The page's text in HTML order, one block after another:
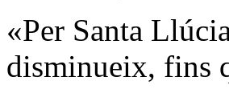
«Per Santa
disminueix, fins